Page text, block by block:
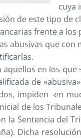
cuya
de este tipo de
frente a
abusivas que
aquellos en los
de
impiden -en
de los
la Sentencia del
Dicha